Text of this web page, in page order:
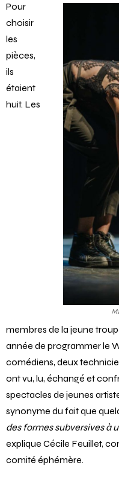
Pour
choisir
les
pièces,
ils
étaient
huit. Les
membres de la jeune
année de programmer le
comédiens, deux
ont vu, lu, échangé et
spectacles de jeunes
synonyme du fait que
des formes subversives à
explique Cécile Feuillet,
comité éphémère.